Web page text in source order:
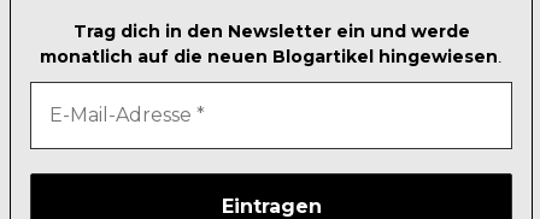
Trag dich in den Newsletter ein und werde
monatlich auf die neuen Blogartikel hingewiesen.